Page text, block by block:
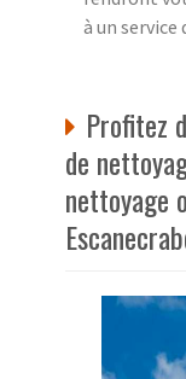
à un
Profitez
de
nettoyage